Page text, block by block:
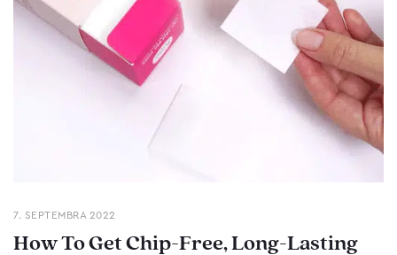
7. SEPTEMBRA 2022
How To Get Chip-Free, Long-Lasting